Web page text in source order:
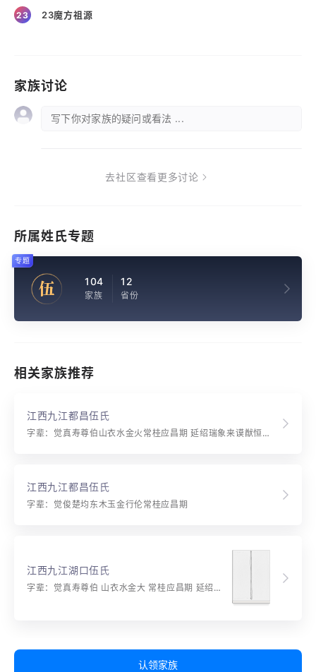
23 23魔方祖源
家族讨论
写下你对家族的疑问或看法 ...
去社区查看更多讨论
所属姓氏专题
伍 104
家族
12
省份
专题
相关家族推荐
江西九江都昌伍氏
字辈：觉真寿尊伯山衣水金火常桂应昌期 延绍瑞象来谟猷恒锡爵忠义世鼎台品望珍昆壁声萃振斗魁属相贻韵远德泽覃敷开
江西九江都昌伍氏
字辈：觉俊楚均东木玉金行伦常桂应昌期
江西九江湖口伍氏
字辈：觉真寿尊伯 山衣水金大 常桂应昌期 延绍瑞象来 谟猷恒锡爵 忠义世鼎台 品望珍崑璧 声华振斗魁 书香贻韵远 德泽覃敷开
认领家族